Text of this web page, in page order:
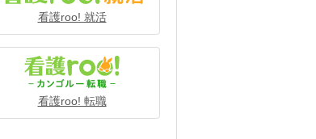
看護roo! 就活
看護roo! 転職